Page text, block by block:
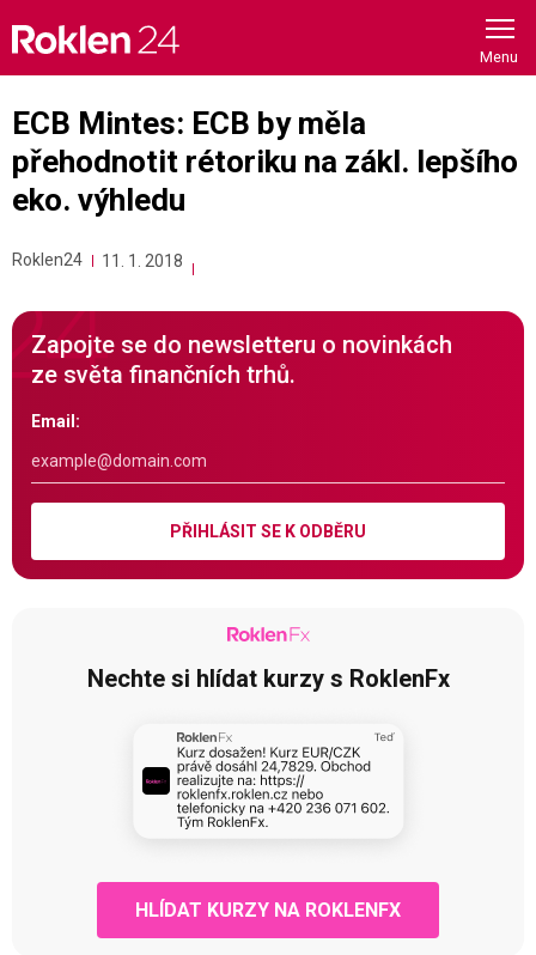
content
ECB Mintes: ECB by měla
přehodnotit rétoriku na zákl. lepšího
eko. výhledu
Roklen24 11. 1. 2018
Zapojte se do newsletteru o novinkách
ze světa finančních trhů.
Email:
PŘIHLÁSIT SE K ODBĚRU
Nechte si hlídat kurzy s RoklenFx
HLÍDAT KURZY NA ROKLENFX